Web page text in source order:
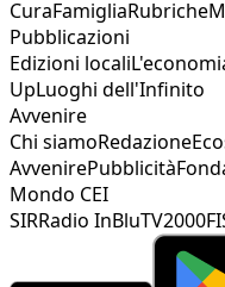
CuraFamigliaRubriche
Pubblicazioni
Edizioni locali
UpLuoghi dell'Infinito
Avvenire
Chi siamoRedazione
AvvenirePubblicità
Mondo CEI
SIRRadio InBluTV2000